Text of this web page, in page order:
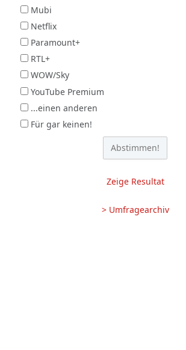
Mubi
Netflix
Paramount+
RTL+
WOW/Sky
YouTube Premium
...einen anderen
Für gar keinen!
Zeige Resultat
> Umfragearchiv